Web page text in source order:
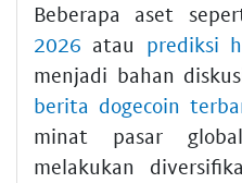
Beberapa aset
2026 atau prediksi
menjadi bahan
berita dogecoin
minat pasar
melakukan